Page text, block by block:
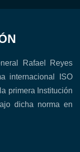
Rafael Reyes
internacional ISO
primera Institución
dicha norma en